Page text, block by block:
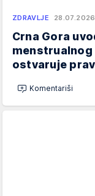
ZDRAVLJE 28.07.2026.
Crna Gora
menstrualnog
ostvaruje
Komentariši